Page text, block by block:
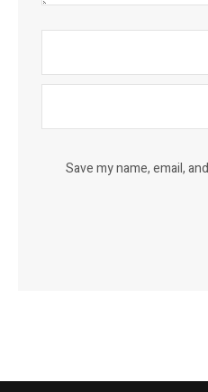
Save my name, email,